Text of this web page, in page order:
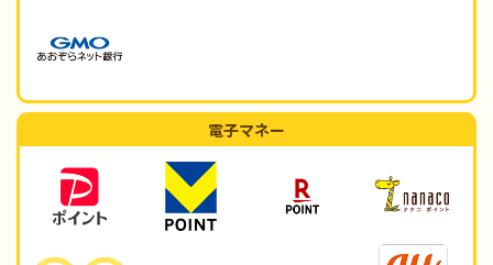
電子マネー